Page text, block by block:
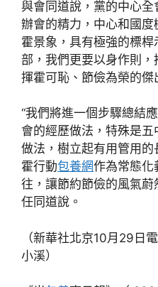
與會同道說，黨的中心
辦會的精力，中心和國
霍景象，具有極強的標桿
部，我們更要以身作則
揮霍可恥、節儉為榮的傑
“我們將進一個步驟總結
會的經歷做法，特殊是
做法，樹立起有用管用
霍行動包養網作為常態化
往，讓節約節儉的風氣蔚
任同道說。
（新華社北京10月29日
小溪）